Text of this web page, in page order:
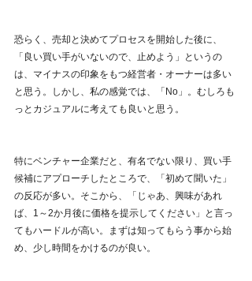
恐らく、売却と決めてプロセスを開始した後に、
「良い買い手がいないので、止めよう」というの
は、マイナスの印象をもつ経営者・オーナーは多い
と思う。しかし、私の感覚では、「No」。むしろも
っとカジュアルに考えても良いと思う。
特にベンチャー企業だと、有名でない限り、買い手
候補にアプローチしたところで、「初めて聞いた」
の反応が多い。そこから、「じゃあ、興味があれ
ば、1～2か月後に価格を提示してください」と言っ
てもハードルが高い。まずは知ってもらう事から始
め、少し時間をかけるのが良い。